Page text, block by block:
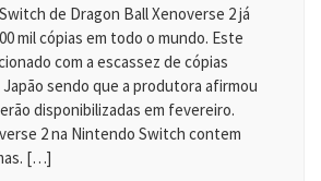
de Dragon Ball Xenoverse 2 já
mil cópias em todo o mundo. Este
com a escassez de cópias
sendo que a produtora afirmou
disponibilizadas em fevereiro.
2 na Nintendo Switch contem
[…]